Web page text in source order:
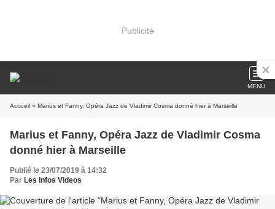
Publicité
MENU
Accueil » Marius et Fanny, Opéra Jazz de Vladimir Cosma donné hier à Marseille
Marius et Fanny, Opéra Jazz de Vladimir Cosma
donné hier à Marseille
Publié le 23/07/2019 à 14:32
Par Les Infos Videos